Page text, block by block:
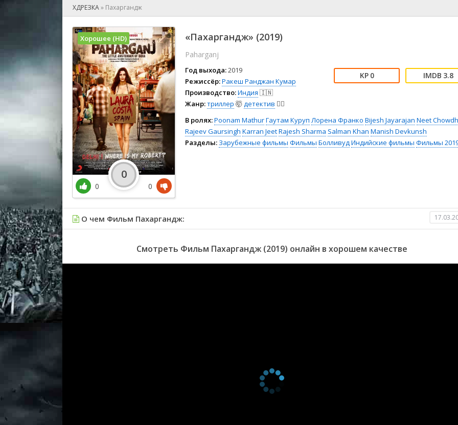
🕺 Мюзикл
👨‍💻 Реальное тв
🎤 Ток-шоу
😱 Ужасы
🧙‍♀️ Фантастика
🤠 Фильм-нуар
🧝‍♂️ Фэнтези
🏅 Церемония
ХДРЕЗКА» Пахаргандж
«Пахаргандж» (2019)
Paharganj
Год выхода:2019
Режиссёр:Ракеш Ранджан Кумар
Производство:Индия 🇮🇳
Жанр:триллер 🤯детектив 🕵️‍♂️
0 3.8
В ролях:Poonam MathurГаутам Куруп Лорена Франко Bijesh Jayarajan Neet
Rajeev Gaursingh Karran JeetRajesh Sharma Salman Khan Manish Devkunsh
Разделы: Зарубежные фильмы Фильмы БолливудИндийские фильмы Фильмы
Хорошее (HD)
0
0
0
О чем Фильм Пахаргандж:
Смотреть Фильм Пахаргандж (2019) онлайн в хорошем качестве